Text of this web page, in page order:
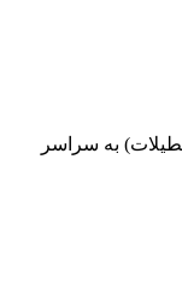
تعطیلات) به سراسر